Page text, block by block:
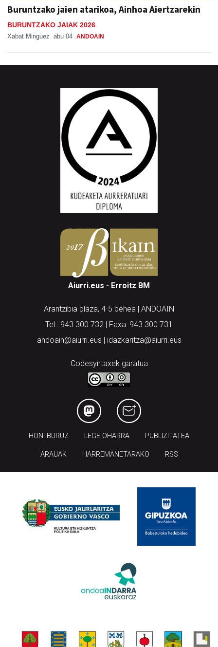
Buruntzako jaien atarikoa, Ainhoa Aiertzarekin
BURUNTZAKO JAIAK 2026
Xabat Minguez abu 04 ANDOAIN
Aiurri.eus - Erroitz BM
Arantzibia plaza, 4-5 behea | ANDOAIN
Tel.: 943 300 732 | Faxa: 943 300 731
andoain@aiurri.eus | idazkaritza@aiurri.eus
Codesyntaxek garatua
HONI BURUZ LEGE OHARRA PUBLIZITATEA
ARAUAK HARREMANETARAKO RSS